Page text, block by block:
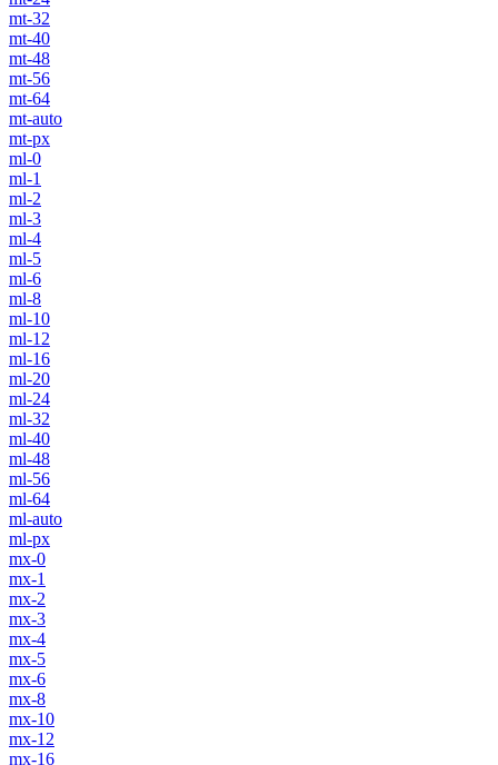
mt-32
mt-40
mt-48
mt-56
mt-64
mt-auto
mt-px
ml-0
ml-1
ml-2
ml-3
ml-4
ml-5
ml-6
ml-8
ml-10
ml-12
ml-16
ml-20
ml-24
ml-32
ml-40
ml-48
ml-56
ml-64
ml-auto
ml-px
mx-0
mx-1
mx-2
mx-3
mx-4
mx-5
mx-6
mx-8
mx-10
mx-12
mx-16